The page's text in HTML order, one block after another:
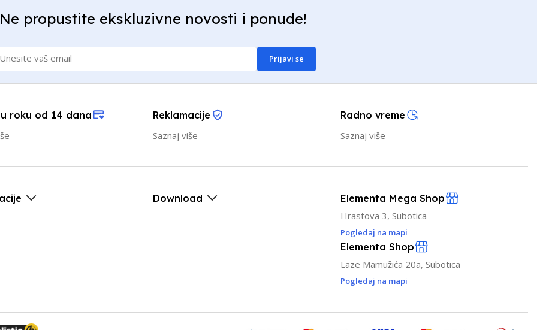
Ne propustite ekskluzivne novosti i ponude!
Prijavi se
roku od 14 dana
Reklamacije
Saznaj više
Radno vreme
Saznaj više
Download
Elementa Mega Shop
Hrastova 3, Subotica
Pogledaj na mapi
Elementa Shop
Laze Mamužića 20a, Subotica
Pogledaj na mapi